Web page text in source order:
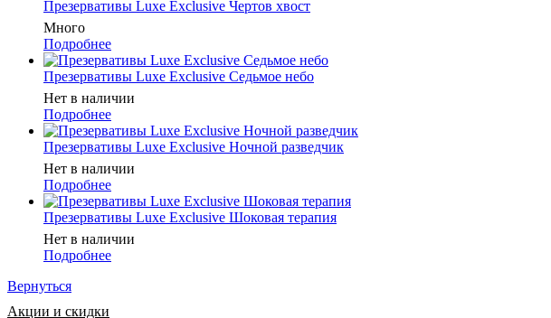
Презервативы Luxe Exclusive Чертов хвост
Много
Подробнее
Презервативы Luxe Exclusive Седьмое небо
Нет в наличии
Подробнее
Презервативы Luxe Exclusive Ночной разведчик
Нет в наличии
Подробнее
Презервативы Luxe Exclusive Шоковая терапия
Нет в наличии
Подробнее
Вернуться
Акции и скидки